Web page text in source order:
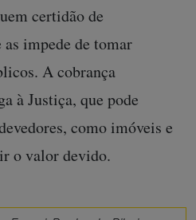
certidão de
impede de tomar
A cobrança
à Justiça, que pode
como imóveis e
o valor devido.